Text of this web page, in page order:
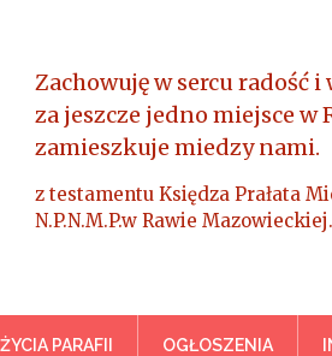
Chrystusa
Zachowuję w sercu radość
za jeszcze jedno miejsce w
zamieszkuje miedzy nami.
z testamentu Księdza Prałata
N.P.N.M.P.w Rawie Mazowieckiej.
PARAFII OGŁOSZENIA